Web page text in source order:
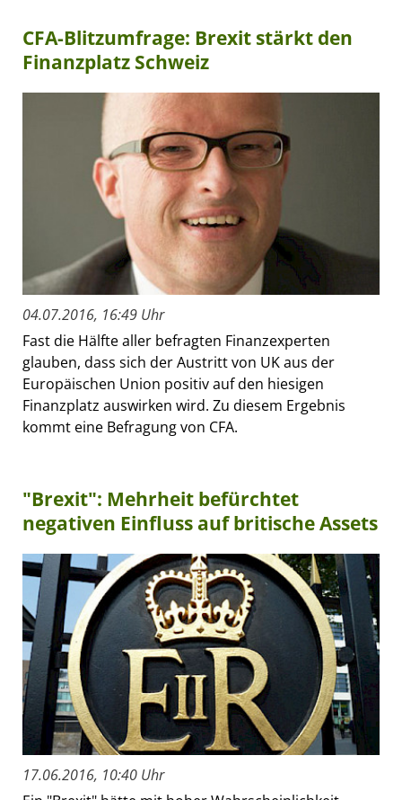
CFA-Blitzumfrage: Brexit stärkt den
Finanzplatz Schweiz
04.07.2016, 16:49 Uhr
Fast die Hälfte aller befragten Finanzexperten
glauben, dass sich der Austritt von UK aus der
Europäischen Union positiv auf den hiesigen
Finanzplatz auswirken wird. Zu diesem Ergebnis
kommt eine Befragung von CFA.
"Brexit": Mehrheit befürchtet
negativen Einfluss auf britische Assets
17.06.2016, 10:40 Uhr